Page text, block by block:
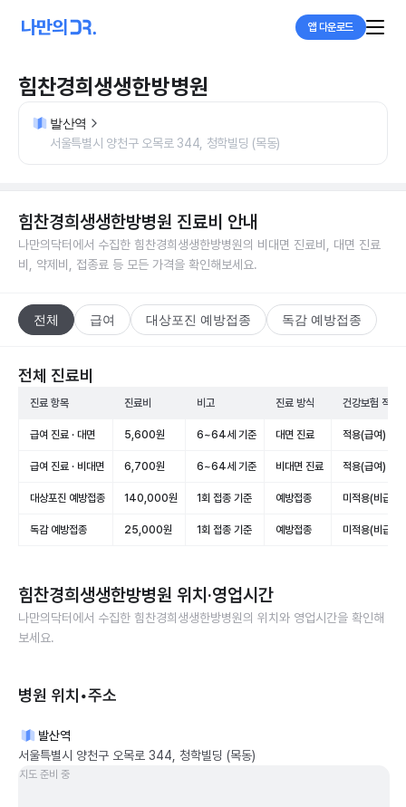
앱 다운로드
힘찬경희생생한방병원
발산역
서울특별시 양천구 오목로 344, 청학빌딩 (목동)
힘찬경희생생한방병원 진료비 안내
나만의닥터에서 수집한 힘찬경희생생한방병원의 비대면 진료비, 대면 진료
비, 약제비, 접종료 등 모든 가격을 확인해보세요.
전체 급여 대상포진 예방접종 독감 예방접종
전체 진료비
진료 항목 진료비 비고 진료 방식 건강보험 적용
급여 진료 · 대면 5,600원 6~64세 기준 대면 진료 적용(급여)
급여 진료 · 비대면 6,700원 6~64세 기준 비대면 진료 적용(급여)
대상포진 예방접종 140,000원 1회 접종 기준 예방접종 미적용(비급여)
독감 예방접종 25,000원 1회 접종 기준 예방접종 미적용(비급여)
힘찬경희생생한방병원 위치·영업시간
나만의닥터에서 수집한 힘찬경희생생한방병원의 위치와 영업시간을 확인해
보세요.
병원 위치•주소
발산역
서울특별시 양천구 오목로 344, 청학빌딩 (목동)
지도 준비 중